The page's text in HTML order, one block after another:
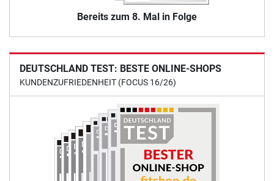
Bereits zum 8. Mal in Folge
DEUTSCHLAND TEST: BESTE ONLINE-SHOPS
KUNDENZUFRIEDENHEIT (FOCUS 16/26)